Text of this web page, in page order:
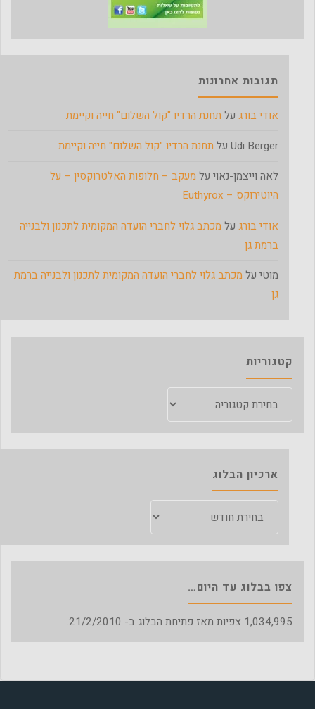
תגובות אחרונות
אודי בורג על תחנת הרדיו "קול השלום" חייה וקיימת
Udi Berger על תחנת הרדיו "קול השלום" חייה וקיימת
לאה וייצמן-נאוי על מעקב – חלופות האלטרוקסין – על
היוטירוקס – Euthyrox
אודי בורג על מכתב גלוי לחברי הועדה המקומית לתכנון ולבנייה
ברמת גן
מוטי על מכתב גלוי לחברי הועדה המקומית לתכנון ולבנייה ברמת
גן
קטגוריות
ארכיון הבלוג
צפו בבלוג עד היום…
1,034,995 צפיות מאז פתיחת הבלוג ב- 21/2/2010.